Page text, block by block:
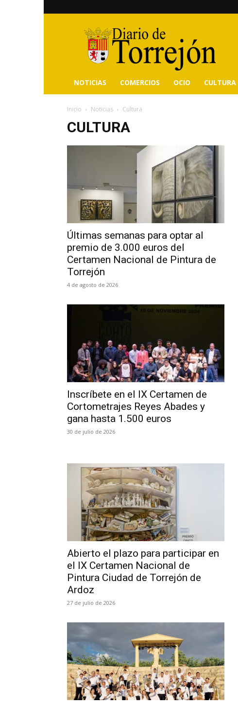
Diario
de
Torrejón
NOTICIAS COMERCIOS OCIO CULTURA
Inicio Noticias Cultura
CULTURA
Últimas semanas para optar al
premio de 3.000 euros del
Certamen Nacional de Pintura de
Torrejón
4 de agosto de 2026
Inscríbete en el IX Certamen de
Cortometrajes Reyes Abades y
gana hasta 1.500 euros
30 de julio de 2026
Abierto el plazo para participar en
el IX Certamen Nacional de
Pintura Ciudad de Torrejón de
Ardoz
27 de julio de 2026